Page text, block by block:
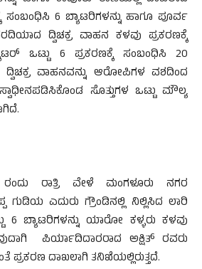
ಸಂಬಂಧಿಸಿ 6 ಬ್ಯಾಟರಿಗಳನ್ನು ಹಾಗೂ ಪೂರ್ವ
ದ್ವಿಚಕ್ರ ವಾಹನ ಕಳವು ಪ್ರಕರಣಕ್ಕೆ
ಒಟ್ಟು 6 ಪ್ರಕರಣಕ್ಕೆ ಸಂಬಂಧಿಸಿ 20
ದ್ವಿಚಕ್ರ ವಾಹನವನ್ನು ಆರೋಪಿಗಳ ವಶದಿಂದ
ಸೊತ್ತುಗಳ ಒಟ್ಟು ಮೌಲ್ಯ
ರಂದು ರಾತ್ರಿ ವೇಳೆ ಮಂಗಳೂರು ನಗರ
ಗುಡಿಯ ಎದುರು ಗ್ರೌಂಡಿನಲ್ಲಿ ನಿಲ್ಲಿಸಿದ ಲಾರಿ
ಬ್ಯಾಟರಿಗಳನ್ನು ಯಾರೋ ಕಳ್ಳರು ಕಳವು
ಪಿರ್ಯಾದಿದಾರರಾದ ಅಕ್ಷಿತ್ ರವರು
ಪ್ರಕರಣ ದಾಖಲಾಗಿ ತನಿಖೆಯಲ್ಲಿರುತ್ತದೆ.